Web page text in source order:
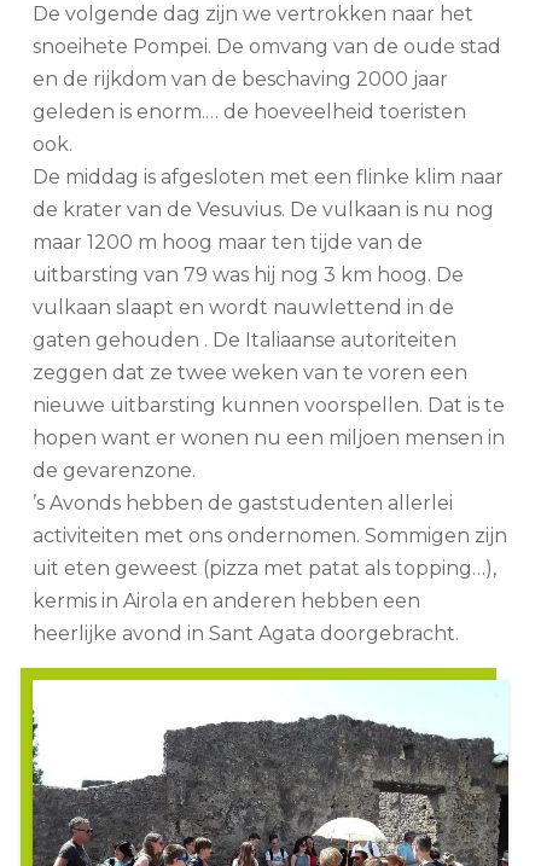
De volgende dag zijn we vertrokken naar het
snoeihete Pompei. De omvang van de oude stad
en de rijkdom van de beschaving 2000 jaar
geleden is enorm.… de hoeveelheid toeristen
ook.
De middag is afgesloten met een flinke klim naar
de krater van de Vesuvius. De vulkaan is nu nog
maar 1200 m hoog maar ten tijde van de
uitbarsting van 79 was hij nog 3 km hoog. De
vulkaan slaapt en wordt nauwlettend in de
gaten gehouden . De Italiaanse autoriteiten
zeggen dat ze twee weken van te voren een
nieuwe uitbarsting kunnen voorspellen. Dat is te
hopen want er wonen nu een miljoen mensen in
de gevarenzone.
’s Avonds hebben de gaststudenten allerlei
activiteiten met ons ondernomen. Sommigen zijn
uit eten geweest (pizza met patat als topping…),
kermis in Airola en anderen hebben een
heerlijke avond in Sant Agata doorgebracht.